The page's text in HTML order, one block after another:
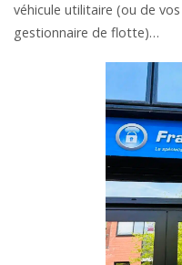
véhicule utilitaire (ou de
gestionnaire de flotte)…